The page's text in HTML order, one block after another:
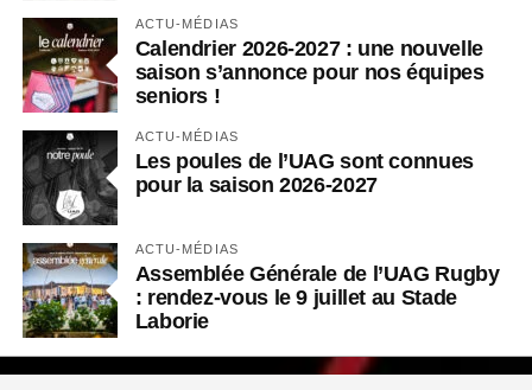
ACTU-MÉDIAS
Calendrier 2026-2027 : une nouvelle
saison s’annonce pour nos équipes
seniors !
ACTU-MÉDIAS
Les poules de l’UAG sont connues
pour la saison 2026-2027
ACTU-MÉDIAS
Assemblée Générale de l’UAG Rugby
: rendez-vous le 9 juillet au Stade
Laborie